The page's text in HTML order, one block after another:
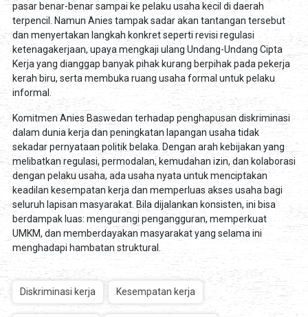
pasar benar-benar sampai ke pelaku usaha kecil di daerah
terpencil. Namun Anies tampak sadar akan tantangan tersebut
dan menyertakan langkah konkret seperti revisi regulasi
ketenagakerjaan, upaya mengkaji ulang Undang-Undang Cipta
Kerja yang dianggap banyak pihak kurang berpihak pada pekerja
kerah biru, serta membuka ruang usaha formal untuk pelaku
informal.
Komitmen Anies Baswedan terhadap penghapusan diskriminasi
dalam dunia kerja dan peningkatan lapangan usaha tidak
sekadar pernyataan politik belaka. Dengan arah kebijakan yang
melibatkan regulasi, permodalan, kemudahan izin, dan kolaborasi
dengan pelaku usaha, ada usaha nyata untuk menciptakan
keadilan kesempatan kerja dan memperluas akses usaha bagi
seluruh lapisan masyarakat. Bila dijalankan konsisten, ini bisa
berdampak luas: mengurangi pengangguran, memperkuat
UMKM, dan memberdayakan masyarakat yang selama ini
menghadapi hambatan struktural.
Diskriminasi kerja Kesempatan kerja